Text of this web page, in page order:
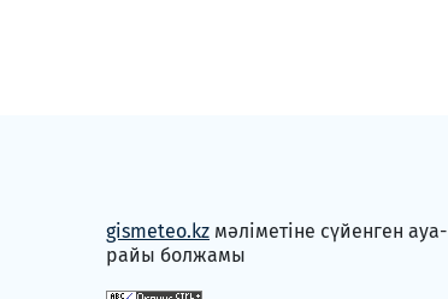
gismeteo.kz мәліметіне сүйенген ауа-
райы болжамы